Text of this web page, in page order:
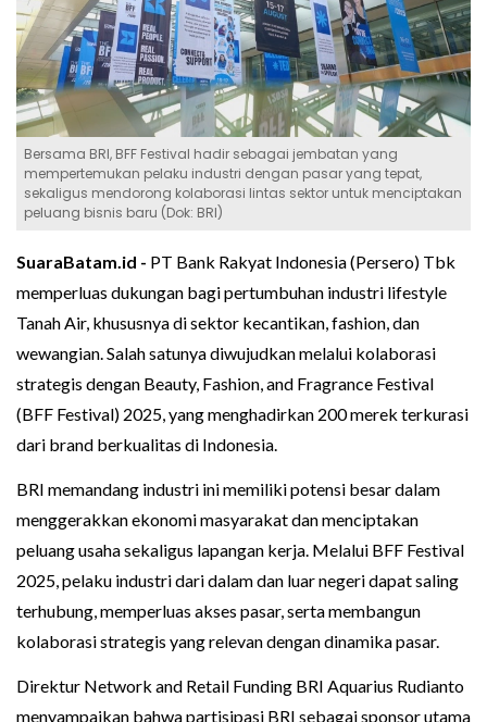
Bersama BRI, BFF Festival hadir sebagai jembatan yang
mempertemukan pelaku industri dengan pasar yang tepat,
sekaligus mendorong kolaborasi lintas sektor untuk menciptakan
peluang bisnis baru (Dok: BRI)
SuaraBatam.id - PT Bank Rakyat Indonesia (Persero) Tbk
memperluas dukungan bagi pertumbuhan industri lifestyle
Tanah Air, khususnya di sektor kecantikan, fashion, dan
wewangian. Salah satunya diwujudkan melalui kolaborasi
strategis dengan Beauty, Fashion, and Fragrance Festival
(BFF Festival) 2025, yang menghadirkan 200 merek terkurasi
dari brand berkualitas di Indonesia.
BRI memandang industri ini memiliki potensi besar dalam
menggerakkan ekonomi masyarakat dan menciptakan
peluang usaha sekaligus lapangan kerja. Melalui BFF Festival
2025, pelaku industri dari dalam dan luar negeri dapat saling
terhubung, memperluas akses pasar, serta membangun
kolaborasi strategis yang relevan dengan dinamika pasar.
Direktur Network and Retail Funding BRI Aquarius Rudianto
menyampaikan bahwa partisipasi BRI sebagai sponsor utama